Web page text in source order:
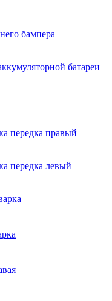
бампера
батареи
передка правый
передка левый